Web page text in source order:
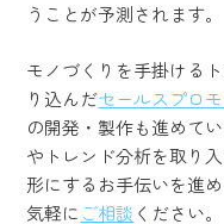
うことが予測されます。
モノづくりを手掛けるト
り込んだセールスプロ
の開発・製作も進めて
やトレンド分析を取り
形にするお手伝いを進
気軽に ご相談 ください。